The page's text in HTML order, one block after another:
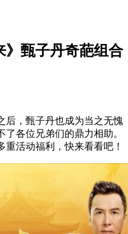
》甄子丹奇葩组合
后，甄子丹也成为当之无愧
各位兄弟们的鼎力相助。
活动福利，快来看看吧！